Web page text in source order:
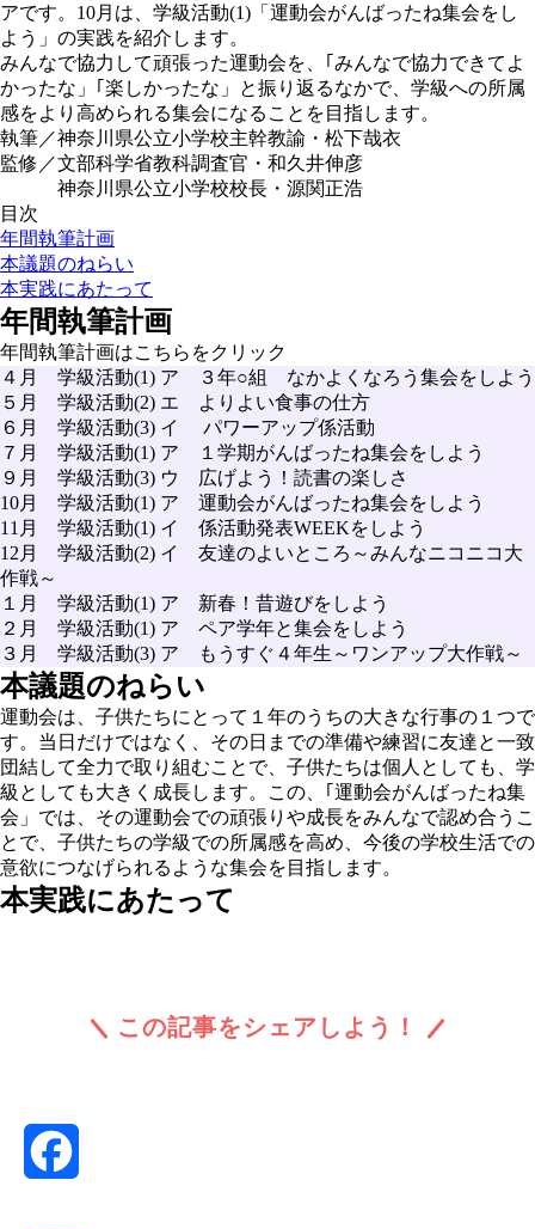
アです。10月は、学級活動(1)「運動会がんばったね集会をし
よう」の実践を紹介します。
みんなで協力して頑張った運動会を、｢みんなで協力できてよ
かったな」｢楽しかったな」と振り返るなかで、学級への所属
感をより高められる集会になることを目指します。
執筆／神奈川県公立小学校主幹教諭・松下哉衣
監修／文部科学省教科調査官・和久井伸彦
神奈川県公立小学校校長・源関正浩
目次
年間執筆計画
本議題のねらい
本実践にあたって
年間執筆計画
年間執筆計画はこちらをクリック
４月 学級活動(1) ア ３年○組 なかよくなろう集会をしよう
５月 学級活動(2) エ よりよい食事の仕方
６月 学級活動(3) イ パワーアップ係活動
７月 学級活動(1) ア １学期がんばったね集会をしよう
９月 学級活動(3) ウ 広げよう！読書の楽しさ
10月 学級活動(1) ア 運動会がんばったね集会をしよう
11月 学級活動(1) イ 係活動発表WEEKをしよう
12月 学級活動(2) イ 友達のよいところ～みんなニコニコ大
作戦～
１月 学級活動(1) ア 新春！昔遊びをしよう
２月 学級活動(1) ア ペア学年と集会をしよう
３月 学級活動(3) ア もうすぐ４年生～ワンアップ大作戦～
本議題のねらい
運動会は、子供たちにとって１年のうちの大きな行事の１つで
す。当日だけではなく、その日までの準備や練習に友達と一致
団結して全力で取り組むことで、子供たちは個人としても、学
級としても大きく成長します。この、｢運動会がんばったね集
会」では、その運動会での頑張りや成長をみんなで認め合うこ
とで、子供たちの学級での所属感を高め、今後の学校生活での
意欲につなげられるような集会を目指します。
本実践にあたって
この記事をシェアしよう！